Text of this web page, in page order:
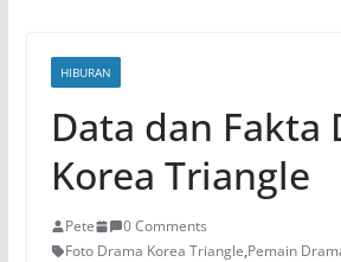
HIBURAN
Data dan Fakta
Korea Triangle
Pete
0 Comments
Foto Drama Korea Triangle,Pemain